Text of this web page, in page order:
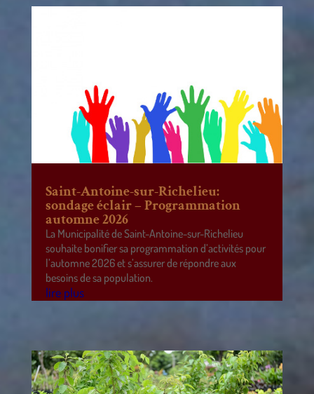
Saint-Antoine-sur-Richelieu:
sondage éclair – Programmation
automne 2026
La Municipalité de Saint-Antoine-sur-Richelieu
souhaite bonifier sa programmation d’activités pour
l’automne 2026 et s’assurer de répondre aux
besoins de sa population.
lire plus